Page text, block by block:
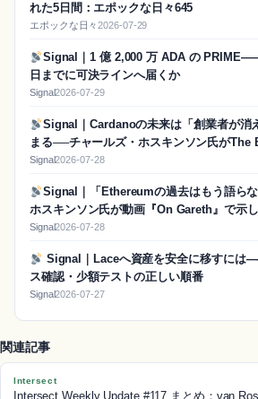
れた5日間：エポックな日々645
エポックな日々2026-07-29
Signal｜1 億 2,000 万 ADA の
日までに可決ラインへ届くか
Signal2026-07-29
Signal｜Cardanoの未来は「創業者が消
まる──チャールズ・ホスキンソン氏がThe
Signal2026-07-28
Signal｜「Ethereumの過去はもう語ら
ホスキンソン氏が動画『On Gareth』で示し
Signal2026-07-28
Signal｜Laceへ資産を安全に移すには
ス確認・少額テストの正しい順番
Signal2026-07-27
関連記事
Intersect